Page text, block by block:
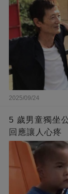
2025/09/24
5 歲男童獨坐
回應讓人心疼